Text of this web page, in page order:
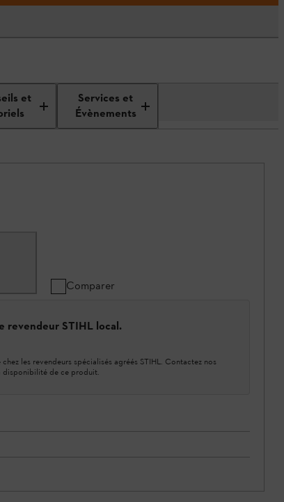
et
Services et
Évènements
Comparer
revendeur STIHL local.
les revendeurs spécialisés agréés STIHL. Contactez nos
disponibilité de ce produit.